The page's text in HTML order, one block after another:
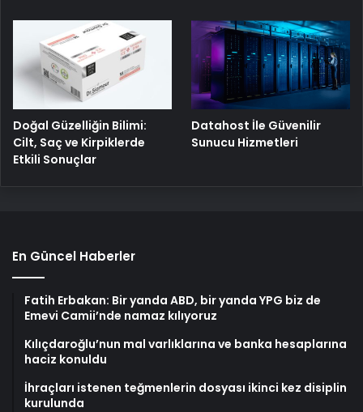
Doğal Güzelliğin Bilimi:
Cilt, Saç ve Kirpiklerde
Etkili Sonuçlar
Datahost İle Güvenilir
Sunucu Hizmetleri
En Güncel Haberler
Fatih Erbakan: Bir yanda ABD, bir yanda YPG biz de
Emevi Camii’nde namaz kılıyoruz
Kılıçdaroğlu’nun mal varlıklarına ve banka hesaplarına
haciz konuldu
İhraçları istenen teğmenlerin dosyası ikinci kez disiplin
kurulunda